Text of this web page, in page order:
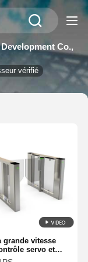
Co.,
vérifié
grande vitesse
servo et
de mouvement